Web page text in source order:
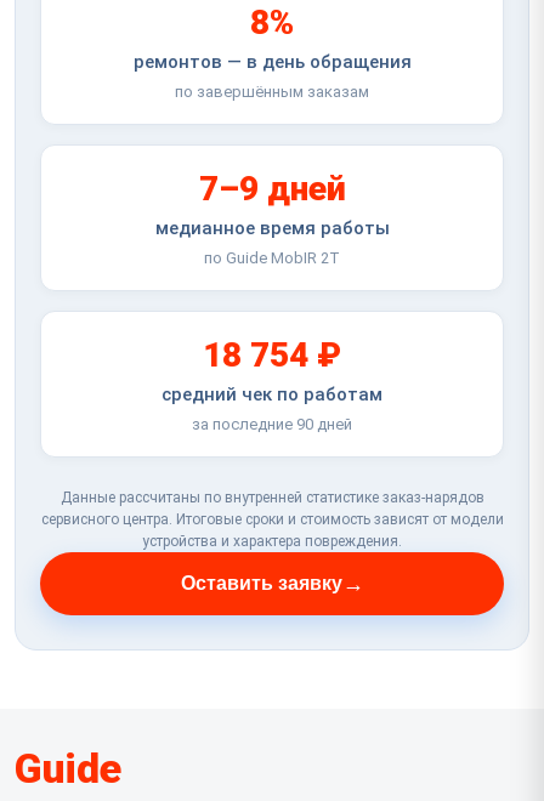
8%
ремонтов — в день обращения
по завершённым заказам
7–9 дней
медианное время работы
по Guide MobIR 2T
18 754 ₽
средний чек по работам
за последние 90 дней
Данные рассчитаны по внутренней статистике заказ-нарядов
сервисного центра. Итоговые сроки и стоимость зависят от модели
устройства и характера повреждения.
Оставить заявку→
Guide